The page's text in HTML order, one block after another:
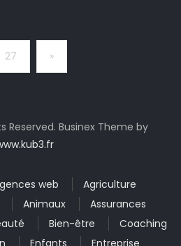
27 Next
»
Reserved. Businex Theme by
web
Agriculture
Animaux
Assurances
Bien-être
Coaching